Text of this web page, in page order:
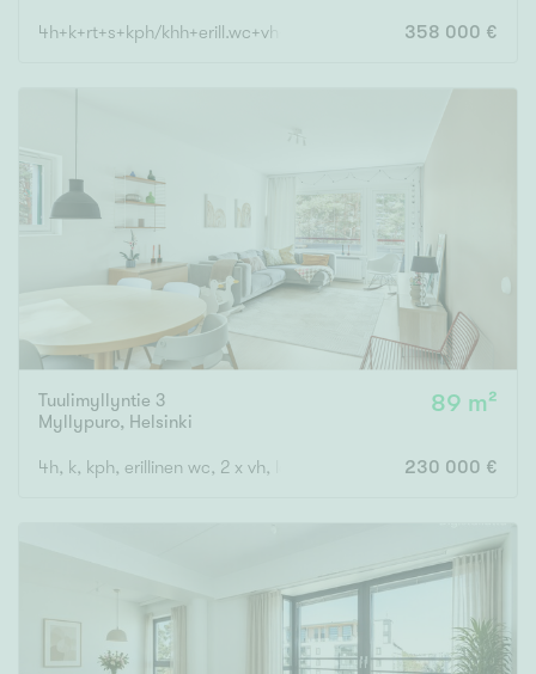
4h+k+rt+s+kph/khh+erill.wc+vh+et+ tk 358 000 €
Tuulimyllyntie 3
Myllypuro, Helsinki
89 m²
4h, k, kph, erillinen wc, 2 x vh, lasitettu parveke 230 000 €